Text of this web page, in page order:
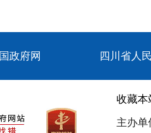
政府网 四川省人
收藏本
主办